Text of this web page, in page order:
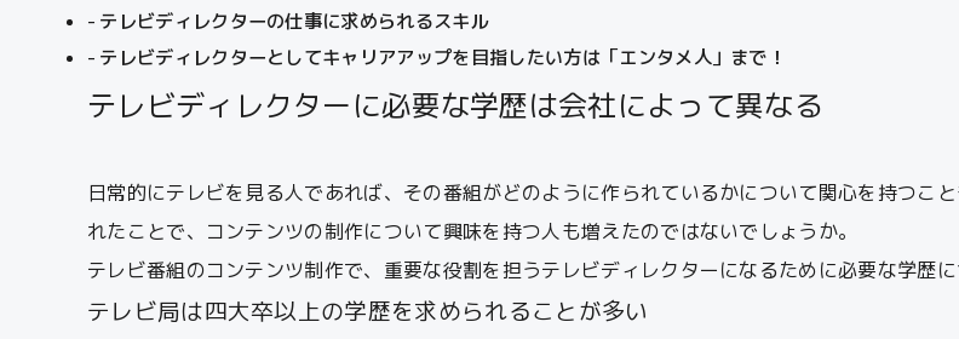
テレビディレクターの仕事に求められるスキル
テレビディレクターとしてキャリアアップを目指したい方は「エンタメ人」まで！
テレビディレクターに必要な学歴は会社によって異なる
日常的にテレビを見る人であれば、その番組がどのように作られているかについて関心を持つこ
れたことで、コンテンツの制作について興味を持つ人も増えたのではないでしょうか。
テレビ番組のコンテンツ制作で、重要な役割を担うテレビディレクターになるために必要な学歴に
テレビ局は四大卒以上の学歴を求められることが多い